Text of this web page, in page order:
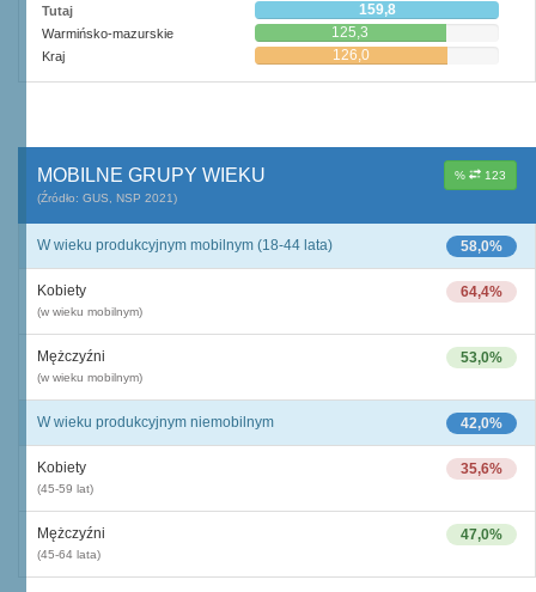
Tutaj 159,8
Warmińsko-mazurskie 125,3
Kraj 126,0
% 123
MOBILNE GRUPY WIEKU
(Źródło: GUS, NSP 2021)
58,0%
W wieku produkcyjnym mobilnym (18-44 lata)
64,4%
Kobiety
(w wieku mobilnym)
53,0%
Mężczyźni
(w wieku mobilnym)
42,0%
W wieku produkcyjnym niemobilnym
35,6%
Kobiety
(45-59 lat)
47,0%
Mężczyźni
(45-64 lata)